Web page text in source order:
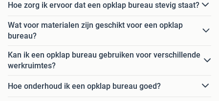
Hoe zorg ik ervoor dat een opklap bureau stevig staat?
Wat voor materialen zijn geschikt voor een opklap
bureau?
Kan ik een opklap bureau gebruiken voor verschillende
werkruimtes?
Hoe onderhoud ik een opklap bureau goed?